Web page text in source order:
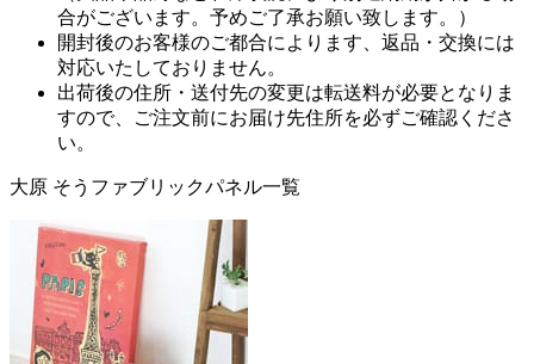
合がございます。予めご了承お願い致します。）
開封後のお客様のご都合によります、返品・交換には
対応いたしておりません。
出荷後の住所・送付先の変更は転送料が必要となりま
すので、ご注文前にお届け先住所を必ずご確認くださ
い。
大原 そうファブリックパネル一覧